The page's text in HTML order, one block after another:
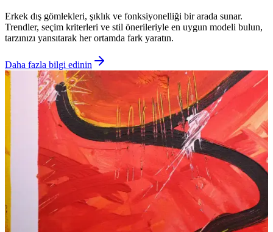
Erkek dış gömlekleri, şıklık ve fonksiyonelliği bir arada sunar.
Trendler, seçim kriterleri ve stil önerileriyle en uygun modeli bulun,
tarzınızı yansıtarak her ortamda fark yaratın.
Daha fazla bilgi edinin